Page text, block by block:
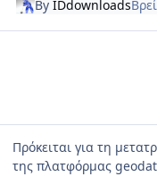
ByIDdownloads
Πρόκειται για τη
της πλατφόρμας